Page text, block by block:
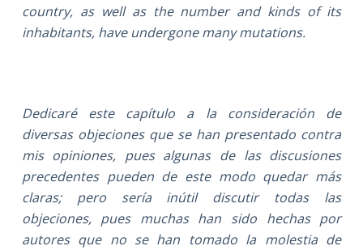
country, as well as the number and kinds of its
inhabitants, have undergone many mutations.
Dedicaré este capítulo a la consideración de
diversas objeciones que se han presentado contra
mis opiniones, pues algunas de las discusiones
precedentes pueden de este modo quedar más
claras; pero sería inútil discutir todas las
objeciones, pues muchas han sido hechas por
autores que no se han tomado la molestia de